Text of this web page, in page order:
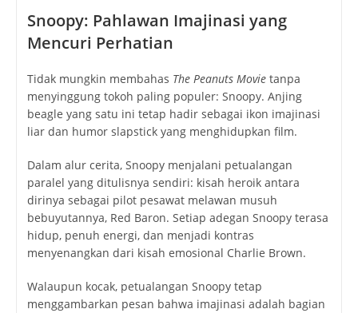
Snoopy: Pahlawan Imajinasi yang
Mencuri Perhatian
Tidak mungkin membahas The Peanuts Movietanpa
menyinggung tokoh paling populer: Snoopy. Anjing
beagle yang satu ini tetap hadir sebagai ikon imajinasi
liar dan humor slapstick yang menghidupkan film.
Dalam alur cerita, Snoopy menjalani petualangan
paralel yang ditulisnya sendiri: kisah heroik antara
dirinya sebagai pilot pesawat melawan musuh
bebuyutannya, Red Baron. Setiap adegan Snoopy terasa
hidup, penuh energi, dan menjadi kontras
menyenangkan dari kisah emosional Charlie Brown.
Walaupun kocak, petualangan Snoopy tetap
menggambarkan pesan bahwa imajinasi adalah bagian